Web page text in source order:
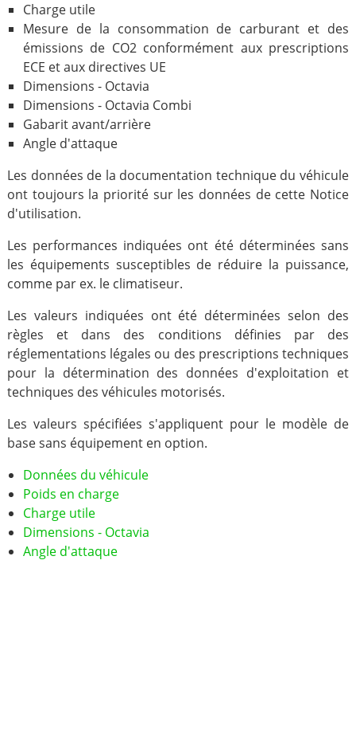
Charge utile
Mesure de la consommation de carburant et des
émissions de CO2 conformément aux prescriptions
ECE et aux directives UE
Dimensions - Octavia
Dimensions - Octavia Combi
Gabarit avant/arrière
Angle d'attaque
Les données de la documentation technique du véhicule
ont toujours la priorité sur les données de cette Notice
d'utilisation.
Les performances indiquées ont été déterminées sans
les équipements susceptibles de réduire la puissance,
comme par ex. le climatiseur.
Les valeurs indiquées ont été déterminées selon des
règles et dans des conditions définies par des
réglementations légales ou des prescriptions techniques
pour la détermination des données d'exploitation et
techniques des véhicules motorisés.
Les valeurs spécifiées s'appliquent pour le modèle de
base sans équipement en option.
Données du véhicule
Poids en charge
Charge utile
Dimensions - Octavia
Angle d'attaque